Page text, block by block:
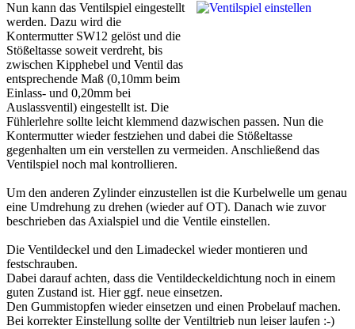
Nun kann das Ventilspiel eingestellt
werden. Dazu wird die
Kontermutter SW12 gelöst und die
Stößeltasse soweit verdreht, bis
zwischen Kipphebel und Ventil das
entsprechende Maß (0,10mm beim
Einlass- und 0,20mm bei
Auslassventil) eingestellt ist. Die
Fühlerlehre sollte leicht klemmend dazwischen passen. Nun die
Kontermutter wieder festziehen und dabei die Stößeltasse
gegenhalten um ein verstellen zu vermeiden. Anschließend das
Ventilspiel noch mal kontrollieren.
Um den anderen Zylinder einzustellen ist die Kurbelwelle um genau
eine Umdrehung zu drehen (wieder auf OT). Danach wie zuvor
beschrieben das Axialspiel und die Ventile einstellen.
Die Ventildeckel und den Limadeckel wieder montieren und
festschrauben.
Dabei darauf achten, dass die Ventildeckeldichtung noch in einem
guten Zustand ist. Hier ggf. neue einsetzen.
Den Gummistopfen wieder einsetzen und einen Probelauf machen.
Bei korrekter Einstellung sollte der Ventiltrieb nun leiser laufen :-)